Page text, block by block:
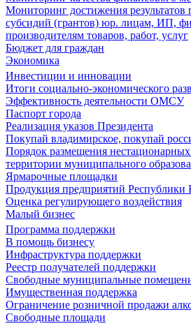
Мониторинг достижения результатов
субсидий (грантов) юр. лицам, ИП,
производителям товаров, работ, услуг
Бюджет для граждан
Экономика
Инвестиции и инновации
Итоги социально-экономического
Эффективность деятельности ОМСУ
Паспорт города
Реализация указов Президента
Покупай владимирское, покупай
Порядок размещения
территории муниципального
Ярмарочные площадки
Продукция предприятий
Оценка регулирующего воздействия
Малый бизнес
Программа поддержки
В помощь бизнесу
Инфраструктура поддержки
Реестр получателей поддержки
Свободные муниципальные
Имущественная поддержка
Ограничение розничной продажи
Свободные площади